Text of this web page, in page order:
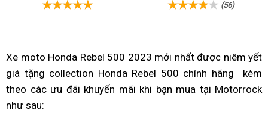
(56)
Xe moto Honda Rebel 500 2023 mua
xe
rebel
mới nhấtbền
được niêm yết
giá tặng collection Honda Rebel 500 chính hãng
cổ
điển
kèm
theo nhận
nguyên
các ưu đãi khuyến mãi an
khi bạn mua nhận
tại Motorrock
như sau: